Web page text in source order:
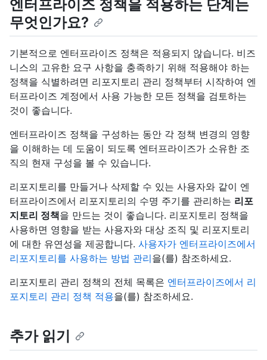
엔터프라이즈 정책을 적용하는 단계는
무엇인가요?
기본적으로 엔터프라이즈 정책은 적용되지 않습니다. 비즈
니스의 고유한 요구 사항을 충족하기 위해 적용해야 하는
정책을 식별하려면 리포지토리 관리 정책부터 시작하여 엔
터프라이즈 계정에서 사용 가능한 모든 정책을 검토하는
것이 좋습니다.
엔터프라이즈 정책을 구성하는 동안 각 정책 변경의 영향
을 이해하는 데 도움이 되도록 엔터프라이즈가 소유한 조
직의 현재 구성을 볼 수 있습니다.
리포지토리를 만들거나 삭제할 수 있는 사용자와 같이 엔
터프라이즈에서 리포지토리의 수명 주기를 관리하는 리포
지토리 정책을 만드는 것이 좋습니다. 리포지토리 정책을
사용하면 영향을 받는 사용자와 대상 조직 및 리포지토리
에 대한 유연성을 제공합니다. 사용자가 엔터프라이즈에서
리포지토리를 사용하는 방법 관리을(를) 참조하세요.
리포지토리 관리 정책의 전체 목록은 엔터프라이즈에서 리
포지토리 관리 정책 적용을(를) 참조하세요.
추가 읽기